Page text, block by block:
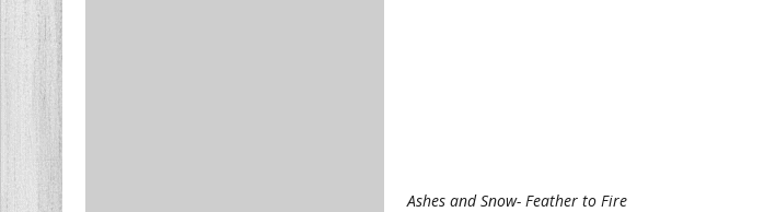
Ashes and Snow- Feather to Fire